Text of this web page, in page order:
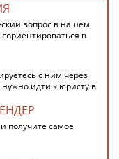
вопрос в нашем
в
с ним через
нужно идти к юристу в
получите самое